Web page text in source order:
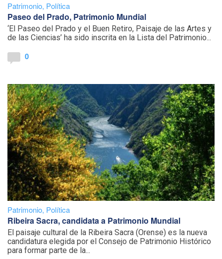
Patrimonio, Política
Paseo del Prado, Patrimonio Mundial
‘El Paseo del Prado y el Buen Retiro, Paisaje de las Artes y
de las Ciencias’ ha sido inscrita en la Lista del Patrimonio...
0
Patrimonio, Política
Ribeira Sacra, candidata a Patrimonio Mundial
El paisaje cultural de la Ribeira Sacra (Orense) es la nueva
candidatura elegida por el Consejo de Patrimonio Histórico
para formar parte de la...